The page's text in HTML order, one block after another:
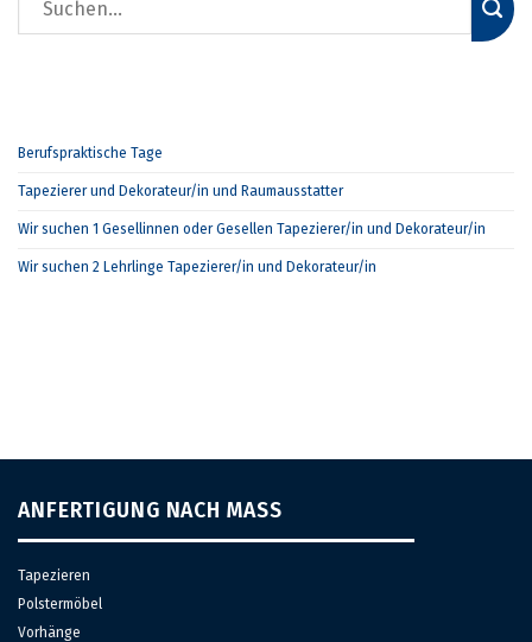
Berufspraktische Tage
Tapezierer und Dekorateur/in und Raumausstatter
Wir suchen 1 Gesellinnen oder Gesellen Tapezierer/in und Dekorateur/in
Wir suchen 2 Lehrlinge Tapezierer/in und Dekorateur/in
ANFERTIGUNG NACH MASS
Tapezieren
Polstermöbel
Vorhänge